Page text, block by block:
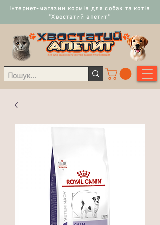
Інтернет-магазин кормів для собак та котів
"Хвостатий апетит"